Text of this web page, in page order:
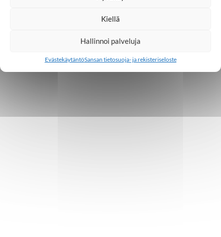
Kiellä
Hallinnoi palveluja
EvästekäytäntöSansan tietosuoja- ja rekisteriseloste